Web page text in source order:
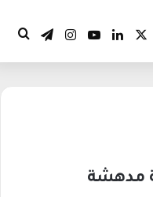
فيسبوك لينكدإن‫YouTubeانستقرام
تيلقرام